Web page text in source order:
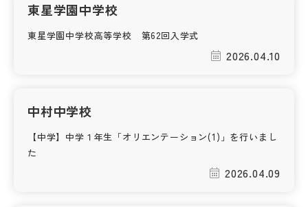
東星学園中学校
東星学園中学校高等学校 第62回入学式
2026.04.10
中村中学校
【中学】中学１年生「オリエンテーション(1)」を行いまし
た
2026.04.09